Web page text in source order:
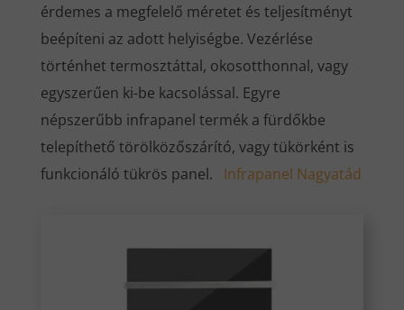
érdemes a megfelelő méretet és teljesítményt
beépíteni az adott helyiségbe. Vezérlése
történhet termosztáttal, okosotthonnal, vagy
egyszerűen ki-be kacsolással. Egyre
népszerűbb infrapanel termék a fürdőkbe
telepíthető törölközőszárító, vagy tükörként is
funkcionáló tükrös panel. Infrapanel Nagyatád